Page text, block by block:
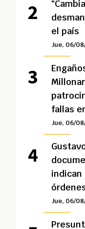
el país
Jue, 06/
fallas
Jue, 06/
indican
Jue, 06/